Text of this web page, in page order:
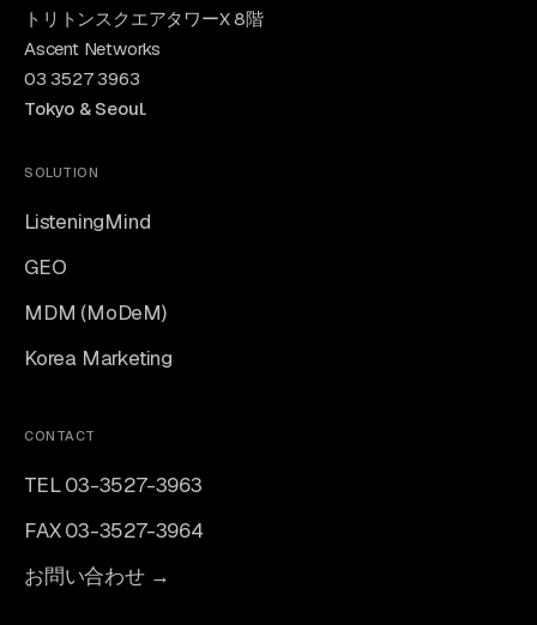
トリトンスクエアタワーX 8階
Ascent Networks
03 3527 3963
Tokyo & Seoul.
SOLUTION
ListeningMind
GEO
MDM (MoDeM)
Korea Marketing
CONTACT
TEL 03-3527-3963
FAX 03-3527-3964
お問い合わせ →